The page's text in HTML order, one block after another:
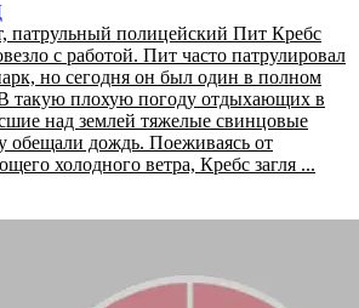
патрульный полицейский Пит Кребс
с работой. Пит часто патрулировал
но сегодня он был один в полном
такую плохую погоду отдыхающих в
над землей тяжелые свинцовые
обещали дождь. Поеживаясь от
холодного ветра, Кребс загля ...